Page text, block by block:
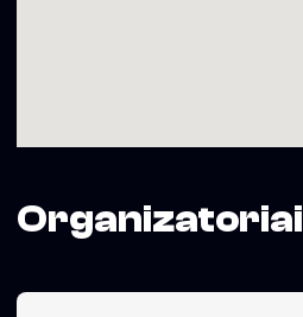
Organizatoriai